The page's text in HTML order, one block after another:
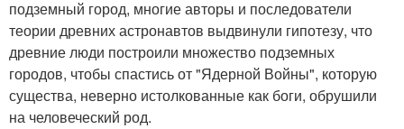
подземный город, многие авторы и последователи
теории древних астронавтов выдвинули гипотезу, что
древние люди построили множество подземных
городов, чтобы спастись от "Ядерной Войны", которую
существа, неверно истолкованные как боги, обрушили
на человеческий род.